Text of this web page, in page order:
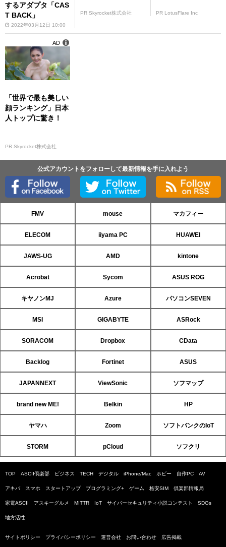
するアダプタ「CAS
T BACK」
2022年03月12日 10:00
PR Skyrocket株式会社 PR LotusFlare Inc
「世界で最も美しい
顔ランキング」日本
人トップに驚き！
PR Skyrocket株式会社
AD
公式アカウントをフォローして最新情報を手に入れよう
FMV mouse マカフィー
ELECOM iiyama PC HUAWEI
JAWS-UG AMD kintone
Acrobat Sycom ASUS ROG
キヤノンMJ Azure パソコンSEVEN
MSI GIGABYTE ASRock
SORACOM Dropbox CData
Backlog Fortinet ASUS
JAPANNEXT ViewSonic ソフマップ
brand new ME! Belkin HP
ヤマハ Zoom ソフトバンクのIoT
STORM pCloud ソフクリ
TOP ASCII倶楽部 ビジネス TECH デジタル iPhone/Mac ホビー 自作PC AV
アキバ スマホ スタートアップ プログラミング+ ゲーム 格安SIM 倶楽部情報局
家電ASCII アスキーグルメ MITTR IoT サイバーセキュリティ小説コンテスト SDGs
地方活性
サイトポリシー プライバシーポリシー 運営会社 お問い合わせ 広告掲載